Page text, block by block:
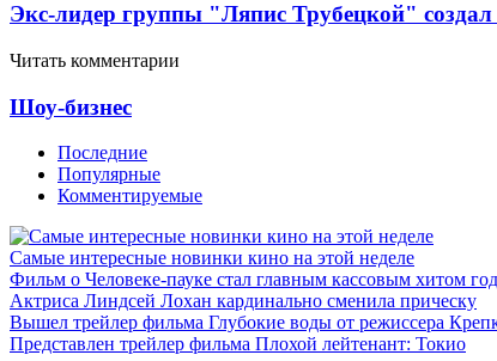
Экс-лидер группы "Ляпис Трубецкой"
Читать комментарии
Шоу-бизнес
Последние
Популярные
Комментируемые
Самые интересные новинки кино на этой неделе
Фильм о Человеке-пауке стал главным кассовым хитом
Актриса Линдсей Лохан кардинально сменила прическу
Вышел трейлер фильма Глубокие воды от режиссера
Представлен трейлер фильма Плохой лейтенант: Токио